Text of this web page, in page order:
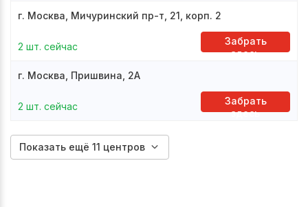
г. Москва, Мичуринский пр-т, 21, корп. 2
2 шт. сейчас
Забрать
здесь
г. Москва, Пришвина, 2А
2 шт. сейчас
Забрать
здесь
Показать ещё 11 центров